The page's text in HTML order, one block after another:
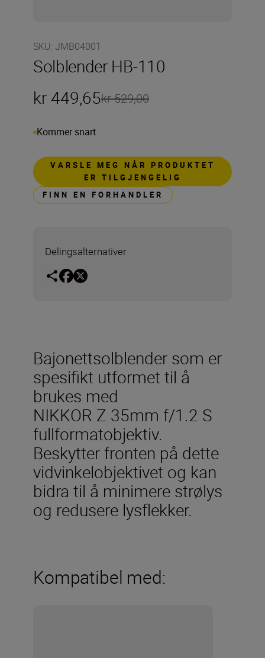
SKU: JMB04001
Solblender HB-110
kr 449,65kr 529,00
Kommer snart
VARSLE MEG NÅR PRODUKTET
ER TILGJENGELIG
FINN EN FORHANDLER
Delingsalternativer
Bajonettsolblender som er
spesifikt utformet til å
brukes med
NIKKOR Z 35mm f/1.2 S
fullformatobjektiv.
Beskytter fronten på dette
vidvinkelobjektivet og kan
bidra til å minimere strølys
og redusere lysflekker.
Kompatibel med: